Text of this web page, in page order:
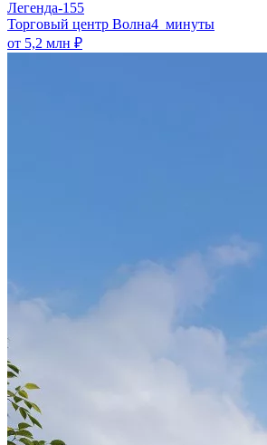
Легенда-155
​Торговый центр Волна4 минуты
от 5,2 млн ₽